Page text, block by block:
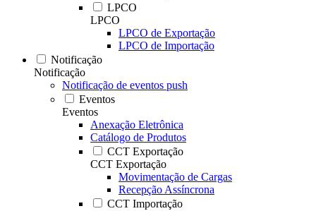
LPCO
LPCO
LPCO de Exportação
LPCO de Importação
Notificação
Notificação
Notificação de eventos push
Eventos
Eventos
Anexação Eletrônica
Catálogo de Produtos
CCT Exportação
CCT Exportação
Movimentação de Cargas
Recepção Assíncrona
CCT Importação